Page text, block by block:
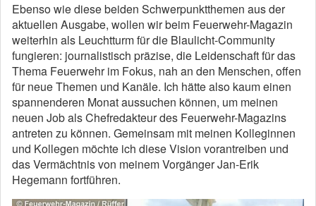
Ebenso wie diese beiden Schwerpunktthemen aus der
aktuellen Ausgabe, wollen wir beim Feuerwehr-Magazin
weiterhin als Leuchtturm für die Blaulicht-Community
fungieren: journalistisch präzise, die Leidenschaft für das
Thema Feuerwehr im Fokus, nah an den Menschen, offen
für neue Themen und Kanäle. Ich hätte also kaum einen
spannenderen Monat aussuchen können, um meinen
neuen Job als Chefredakteur des Feuerwehr-Magazins
antreten zu können. Gemeinsam mit meinen Kolleginnen
und Kollegen möchte ich diese Vision vorantreiben und
das Vermächtnis von meinem Vorgänger Jan-Erik
Hegemann fortführen.